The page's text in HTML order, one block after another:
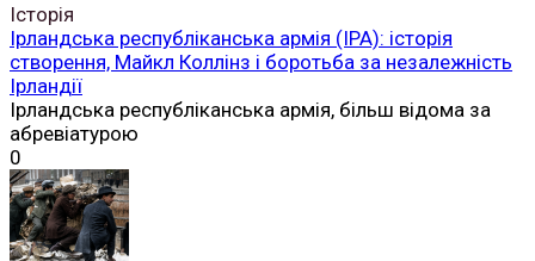
Історія
Ірландська республіканська армія (ІРА): історія
створення, Майкл Коллінз і боротьба за незалежність
Ірландії
Ірландська республіканська армія, більш відома за
абревіатурою
0